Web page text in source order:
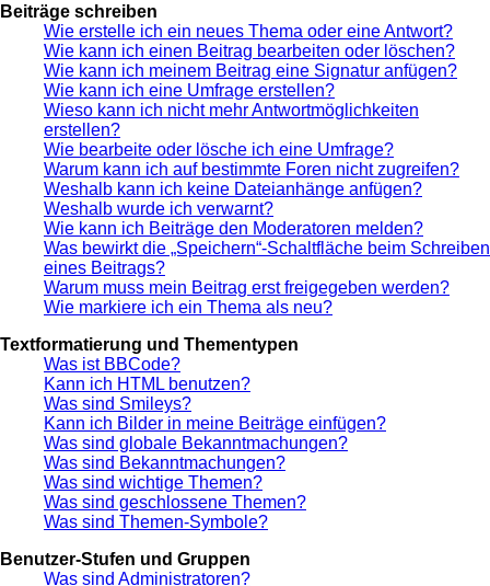
Beiträge schreiben
Wie erstelle ich ein neues Thema oder eine Antwort?
Wie kann ich einen Beitrag bearbeiten oder löschen?
Wie kann ich meinem Beitrag eine Signatur anfügen?
Wie kann ich eine Umfrage erstellen?
Wieso kann ich nicht mehr Antwortmöglichkeiten
erstellen?
Wie bearbeite oder lösche ich eine Umfrage?
Warum kann ich auf bestimmte Foren nicht zugreifen?
Weshalb kann ich keine Dateianhänge anfügen?
Weshalb wurde ich verwarnt?
Wie kann ich Beiträge den Moderatoren melden?
Was bewirkt die „Speichern“-Schaltfläche beim Schreiben
eines Beitrags?
Warum muss mein Beitrag erst freigegeben werden?
Wie markiere ich ein Thema als neu?
Textformatierung und Thementypen
Was ist BBCode?
Kann ich HTML benutzen?
Was sind Smileys?
Kann ich Bilder in meine Beiträge einfügen?
Was sind globale Bekanntmachungen?
Was sind Bekanntmachungen?
Was sind wichtige Themen?
Was sind geschlossene Themen?
Was sind Themen-Symbole?
Benutzer-Stufen und Gruppen
Was sind Administratoren?